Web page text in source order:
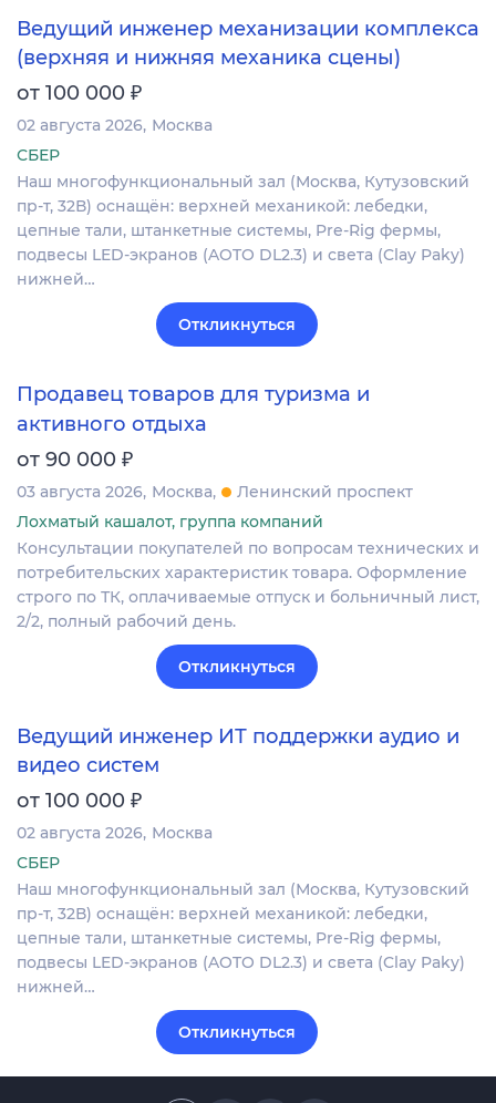
Ведущий инженер механизации комплекса
(верхняя и нижняя механика сцены)
от 100 000 ₽
02 августа 2026 Москва
СБЕР
Наш многофункциональный зал (Москва, Кутузовский
пр-т, 32В) оснащён: верхней механикой: лебедки,
цепные тали, штанкетные системы, Pre-Rig фермы,
подвесы LED-экранов (AOTO DL2.3) и света (Clay Paky)
нижней…
Откликнуться
Продавец товаров для туризма и
активного отдыха
от 90 000 ₽
03 августа 2026 Москва
Ленинский проспект
Лохматый кашалот, группа компаний
Консультации покупателей по вопросам технических и
потребительских характеристик товара. Оформление
строго по ТК, оплачиваемые отпуск и больничный лист,
2/2, полный рабочий день.
Откликнуться
Ведущий инженер ИТ поддержки аудио и
видео систем
от 100 000 ₽
02 августа 2026 Москва
СБЕР
Наш многофункциональный зал (Москва, Кутузовский
пр-т, 32В) оснащён: верхней механикой: лебедки,
цепные тали, штанкетные системы, Pre-Rig фермы,
подвесы LED-экранов (AOTO DL2.3) и света (Clay Paky)
нижней…
Откликнуться